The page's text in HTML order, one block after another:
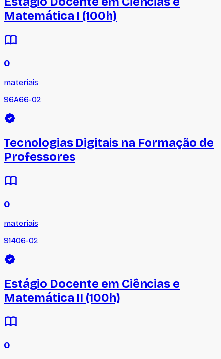
Matemática I (100h)
0
materiais
96A66-02
Tecnologias Digitais na Formação de
Professores
0
materiais
91406-02
Estágio Docente em Ciências e
Matemática II (100h)
0